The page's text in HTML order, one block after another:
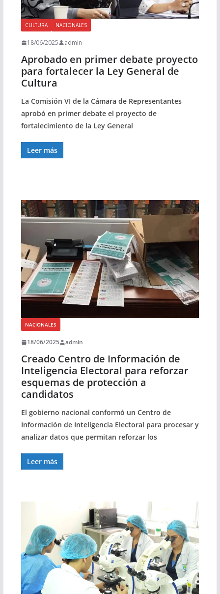
CULTURA NACIONALES
18/06/2025 admin
Aprobado en primer debate proyecto
para fortalecer la Ley General de
Cultura
La Comisión VI de la Cámara de Representantes
aprobó en primer debate el proyecto de
fortalecimiento de la Ley General
Leer más
NACIONALES
18/06/2025 admin
Creado Centro de Información de
Inteligencia Electoral para reforzar
esquemas de protección a
candidatos
El gobierno nacional conformó un Centro de
Información de Inteligencia Electoral para procesar y
analizar datos que permitan reforzar los
Leer más